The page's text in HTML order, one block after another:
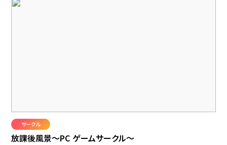
サークル
放課後風景～PC ゲームサークル～